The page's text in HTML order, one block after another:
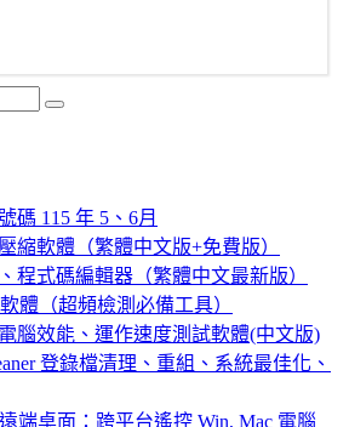
Search
碼 115 年 5、6月
縮軟體（繁體中文版+免費版）
程式碼編輯器（繁體中文最新版）
體（超頻檢測必備工具）
電腦效能、運作速度測試軟體(中文版)
登錄檔清理、重組、系統最佳化、
端桌面：跨平台遙控 Win, Mac 電腦